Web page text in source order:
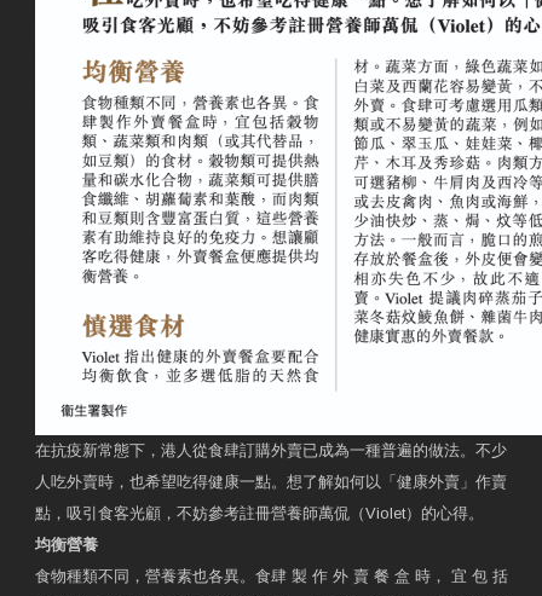
在抗疫新常態下，港人從食肆訂購外賣已成為一種普遍的做法。不少
人吃外賣時，也希望吃得健康一點。想了解如何以「健康外賣」作賣
點，吸引食客光顧，不妨參考註冊營養師萬侃（Violet）的心得。
均衡營養
食物種類不同，營養素也各異。食肆 製 作 外 賣 餐 盒 時， 宜 包 括